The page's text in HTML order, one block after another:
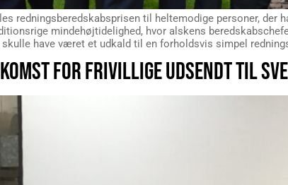
redningsberedskabsprisen til heltemodige personer,
mindehøjtidelighed, hvor alskens
skulle have været et udkald til en forholdsvis simpel
FOR FRIVILLIGE UDSENDT TIL